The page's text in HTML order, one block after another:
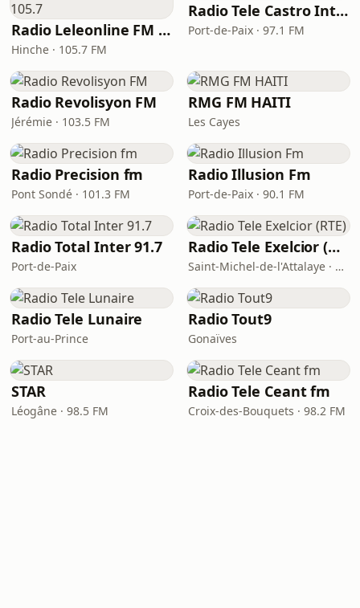
Radio Leleonline FM 105.7
Hinche · 105.7 FM
Radio Tele Castro Inter
Port-de-Paix · 97.1 FM
Radio Revolisyon FM
Jérémie · 103.5 FM
RMG FM HAITI
Les Cayes
Radio Precision fm
Pont Sondé · 101.3 FM
Radio Illusion Fm
Port-de-Paix · 90.1 FM
Radio Total Inter 91.7
Port-de-Paix
Radio Tele Exelcior (RTE)
Saint-Michel-de-l'Attalaye · 93.9 FM
Radio Tele Lunaire
Port-au-Prince
Radio Tout9
Gonaïves
STAR
Léogâne · 98.5 FM
Radio Tele Ceant fm
Croix-des-Bouquets · 98.2 FM